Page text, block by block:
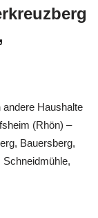
Haushalte
(Rhön) –
Bauersberg,